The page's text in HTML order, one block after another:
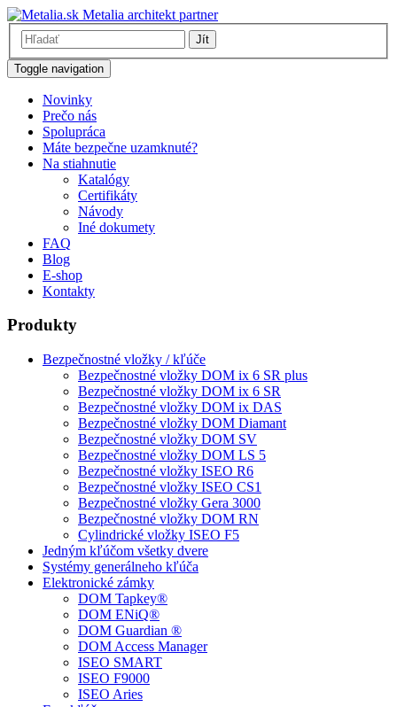
Metalia architekt partner
Jít
Toggle navigation
Novinky
Prečo nás
Spolupráca
Máte bezpečne uzamknuté?
Na stiahnutie
Katalógy
Certifikáty
Návody
Iné dokumety
FAQ
Blog
E-shop
Kontakty
Produkty
Bezpečnostné vložky / kľúče
Bezpečnostné vložky DOM ix 6 SR plus
Bezpečnostné vložky DOM ix 6 SR
Bezpečnostné vložky DOM ix DAS
Bezpečnostné vložky DOM Diamant
Bezpečnostné vložky DOM SV
Bezpečnostné vložky DOM LS 5
Bezpečnostné vložky ISEO R6
Bezpečnostné vložky ISEO CS1
Bezpečnostné vložky Gera 3000
Bezpečnostné vložky DOM RN
Cylindrické vložky ISEO F5
Jedným kľúčom všetky dvere
Systémy generálneho kľúča
Elektronické zámky
DOM Tapkey®
DOM ENiQ®
DOM Guardian ®
DOM Access Manager
ISEO SMART
ISEO F9000
ISEO Aries